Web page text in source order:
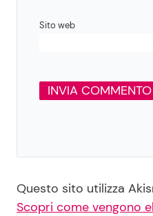
Sito web
Questo sito utilizza
Scopri come vengono